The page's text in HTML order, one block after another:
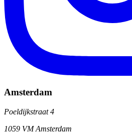
Amsterdam
Poeldijkstraat 4
1059 VM Amsterdam